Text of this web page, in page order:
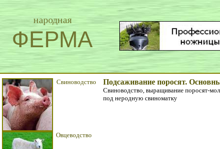
народная
ФЕРМА
Свиноводство
Овцеводство
Подсаживание поросят.
Свиноводство, выращивание поросят-
под неродную свиноматку